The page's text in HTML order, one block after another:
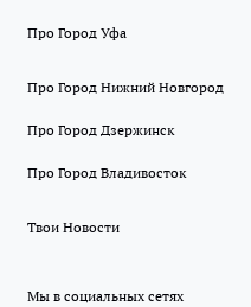
Про Город Уфа
Про Город Нижний Новгород
Про Город Дзержинск
Про Город Владивосток
Твои Новости
Мы в социальных сетях